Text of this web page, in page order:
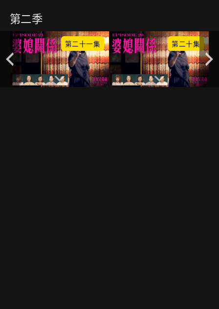
第二季
第二十一集 第二十集